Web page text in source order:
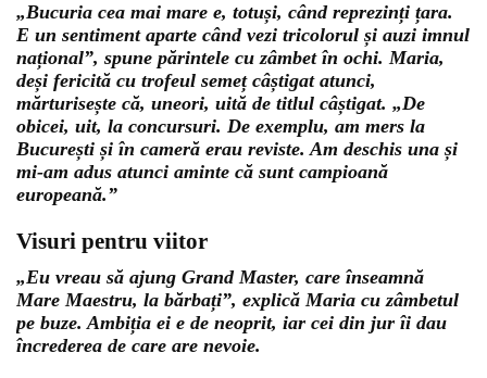
„Bucuria cea mai mare e, totuși, când reprezinți țara.
E un sentiment aparte când vezi tricolorul și auzi imnul
național”, spune părintele cu zâmbet în ochi. Maria,
deși fericită cu trofeul semeț câștigat atunci,
mărturisește că, uneori, uită de titlul câștigat. „De
obicei, uit, la concursuri. De exemplu, am mers la
București și în cameră erau reviste. Am deschis una și
mi-am adus atunci aminte că sunt campioană
europeană.”
Visuri pentru viitor
„Eu vreau să ajung Grand Master, care înseamnă
Mare Maestru, la bărbați”, explică Maria cu zâmbetul
pe buze. Ambiția ei e de neoprit, iar cei din jur îi dau
încrederea de care are nevoie.